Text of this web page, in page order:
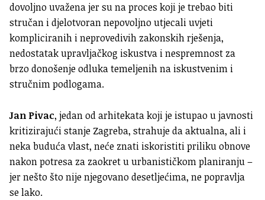
dovoljno uvažena jer su na proces koji je trebao biti
stručan i djelotvoran nepovoljno utjecali uvjeti
kompliciranih i neprovedivih zakonskih rješenja,
nedostatak upravljačkog iskustva i nespremnost za
brzo donošenje odluka temeljenih na iskustvenim i
stručnim podlogama.
Jan Pivac, jedan od arhitekata koji je istupao u javnosti
kritizirajući stanje Zagreba, strahuje da aktualna, ali i
neka buduća vlast, neće znati iskoristiti priliku obnove
nakon potresa za zaokret u urbanističkom planiranju –
jer nešto što nije njegovano desetljećima, ne popravlja
se lako.